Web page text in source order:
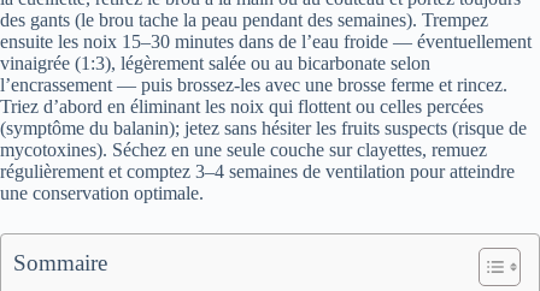
des gants (le brou tache la peau pendant des semaines). Trempez
ensuite les noix 15–30 minutes dans de l’eau froide — éventuellement
vinaigrée (1:3), légèrement salée ou au bicarbonate selon
l’encrassement — puis brossez-les avec une brosse ferme et rincez.
Triez d’abord en éliminant les noix qui flottent ou celles percées
(symptôme du balanin); jetez sans hésiter les fruits suspects (risque de
mycotoxines). Séchez en une seule couche sur clayettes, remuez
régulièrement et comptez 3–4 semaines de ventilation pour atteindre
une conservation optimale.
Sommaire